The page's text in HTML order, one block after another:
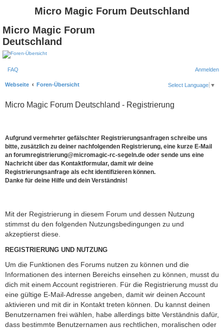
Micro Magic Forum Deutschland
Micro Magic Forum
Deutschland
FAQ Anmelden
Webseite Foren-Übersicht Select Language ▼
Micro Magic Forum Deutschland - Registrierung
Aufgrund vermehrter gefälschter Registrierungsanfragen schreibe uns
bitte, zusätzlich zu deiner nachfolgenden Registrierung, eine kurze E-Mail
an forumregistrierung@micromagic-rc-segeln.de oder sende uns eine
Nachricht über das Kontaktformular, damit wir deine
Registrierungsanfrage als echt identifizieren können.
Danke für deine Hilfe und dein Verständnis!
Mit der Registrierung in diesem Forum und dessen Nutzung
stimmst du den folgenden Nutzungsbedingungen zu und
akzeptierst diese.
REGISTRIERUNG UND NUTZUNG
Um die Funktionen des Forums nutzen zu können und die
Informationen des internen Bereichs einsehen zu können, musst du
dich mit einem Account registrieren. Für die Registrierung musst du
eine gültige E-Mail-Adresse angeben, damit wir deinen Account
aktivieren und mit dir in Kontakt treten können. Du kannst deinen
Benutzernamen frei wählen, habe allerdings bitte Verständnis dafür,
dass bestimmte Benutzernamen aus rechtlichen, moralischen oder